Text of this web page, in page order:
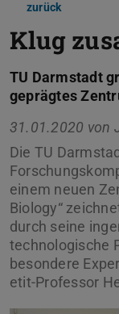
zurück
Klug
TU Darmstadt
geprägtes
31.01.2020 von
Die TU
einem neuen
Biology“
durch seine
technologische
besondere
etit-Professor